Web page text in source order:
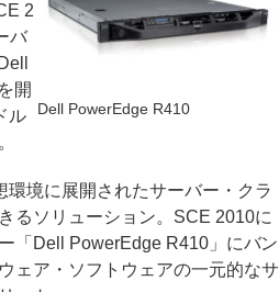
Dell PowerEdge R410
2
バ
開
ル
境に展開されたサーバー・クラ
るソリューション。SCE 2010に
「Dell PowerEdge R410」にバン
ェア・ソフトウェアの一元的なサ